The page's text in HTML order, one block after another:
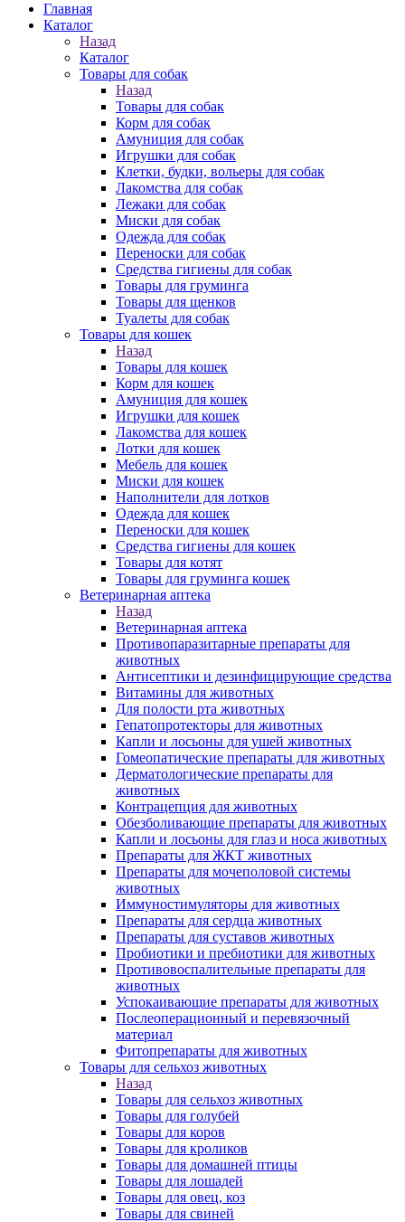
Главная
Каталог
Назад
Каталог
Товары для собак
Назад
Товары для собак
Корм для собак
Амуниция для собак
Игрушки для собак
Клетки, будки, вольеры для собак
Лакомства для собак
Лежаки для собак
Миски для собак
Одежда для собак
Переноски для собак
Средства гигиены для собак
Товары для груминга
Товары для щенков
Туалеты для собак
Товары для кошек
Назад
Товары для кошек
Корм для кошек
Амуниция для кошек
Игрушки для кошек
Лакомства для кошек
Лотки для кошек
Мебель для кошек
Миски для кошек
Наполнители для лотков
Одежда для кошек
Переноски для кошек
Средства гигиены для кошек
Товары для котят
Товары для груминга кошек
Ветеринарная аптека
Назад
Ветеринарная аптека
Противопаразитарные препараты для
животных
Антисептики и дезинфицирующие средства
Витамины для животных
Для полости рта животных
Гепатопротекторы для животных
Капли и лосьоны для ушей животных
Гомеопатические препараты для животных
Дерматологические препараты для
животных
Контрацепция для животных
Обезболивающие препараты для животных
Капли и лосьоны для глаз и носа животных
Препараты для ЖКТ животных
Препараты для мочеполовой системы
животных
Иммуностимуляторы для животных
Препараты для сердца животных
Препараты для суставов животных
Пробиотики и пребиотики для животных
Противовоспалительные препараты для
животных
Успокаивающие препараты для животных
Послеоперационный и перевязочный
материал
Фитопрепараты для животных
Товары для сельхоз животных
Назад
Товары для сельхоз животных
Товары для голубей
Товары для коров
Товары для кроликов
Товары для домашней птицы
Товары для лошадей
Товары для овец, коз
Товары для свиней